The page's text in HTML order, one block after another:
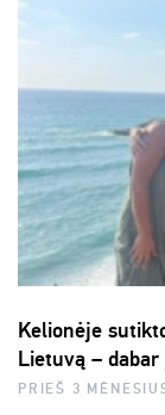
Kelionėje
Lietuvą –
PRIEŠ 3